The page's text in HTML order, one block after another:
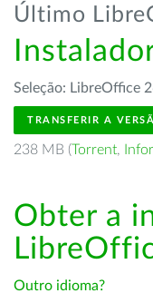
Último
Seleção: LibreOffice
TRANSFERIR A
238 MB (Torrent,
Obter a
Outro idioma?